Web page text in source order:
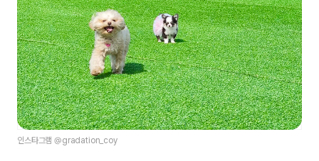
인스타그램 @gradation_coy